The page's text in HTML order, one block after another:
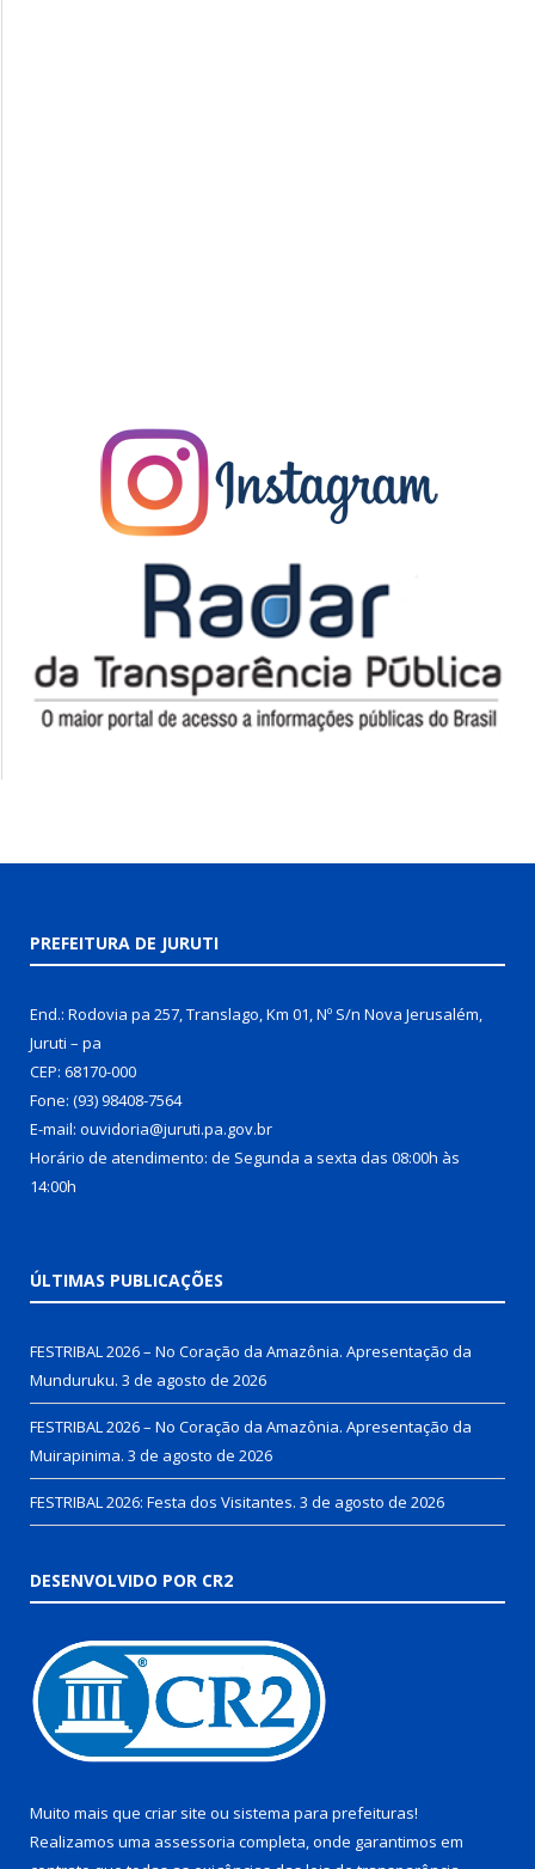
PREFEITURA DE JURUTI
End.: Rodovia pa 257, Translago, Km 01, Nº S/n Nova Jerusalém,
Juruti – pa
CEP: 68170-000
Fone: (93) 98408-7564
E-mail: ouvidoria@juruti.pa.gov.br
Horário de atendimento: de Segunda a sexta das 08:00h às
14:00h
ÚLTIMAS PUBLICAÇÕES
FESTRIBAL 2026 – No Coração da Amazônia. Apresentação da
Munduruku. 3 de agosto de 2026
FESTRIBAL 2026 – No Coração da Amazônia. Apresentação da
Muirapinima. 3 de agosto de 2026
FESTRIBAL 2026: Festa dos Visitantes. 3 de agosto de 2026
DESENVOLVIDO POR CR2
Muito mais que criar site ou sistema para prefeituras!
Realizamos uma assessoria completa, onde garantimos em